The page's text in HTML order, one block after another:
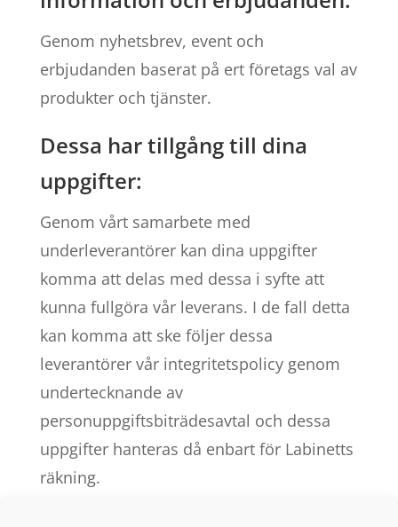
Genom nyhetsbrev, event och
erbjudanden baserat på ert företags val av
produkter och tjänster.
Dessa har tillgång till dina
uppgifter:
Genom vårt samarbete med
underleverantörer kan dina uppgifter
komma att delas med dessa i syfte att
kunna fullgöra vår leverans. I de fall detta
kan komma att ske följer dessa
leverantörer vår integritetspolicy genom
undertecknande av
personuppgiftsbiträdesavtal och dessa
uppgifter hanteras då enbart för Labinetts
räkning.